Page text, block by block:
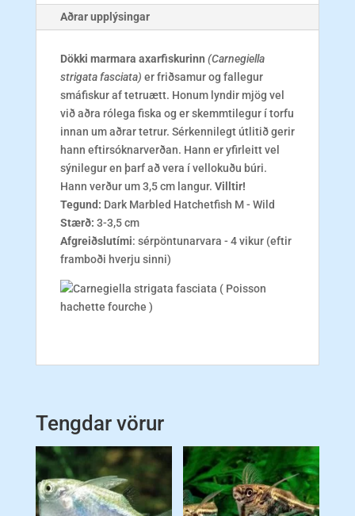
Aðrar upplýsingar
Dökki marmara axarfiskurinn (Carnegiella
strigata fasciata) er friðsamur og fallegur
smáfiskur af tetruætt. Honum lyndir mjög vel
við aðra rólega fiska og er skemmtilegur í torfu
innan um aðrar tetrur. Sérkennilegt útlitið gerir
hann eftirsóknarverðan. Hann er yfirleitt vel
sýnilegur en þarf að vera í vellokuðu búri.
Hann verður um 3,5 cm langur. Villtir!
Tegund: Dark Marbled Hatchetfish M - Wild
Stærð: 3-3,5 cm
Afgreiðslutími: sérpöntunarvara - 4 vikur (eftir
framboði hverju sinni)
Tengdar vörur